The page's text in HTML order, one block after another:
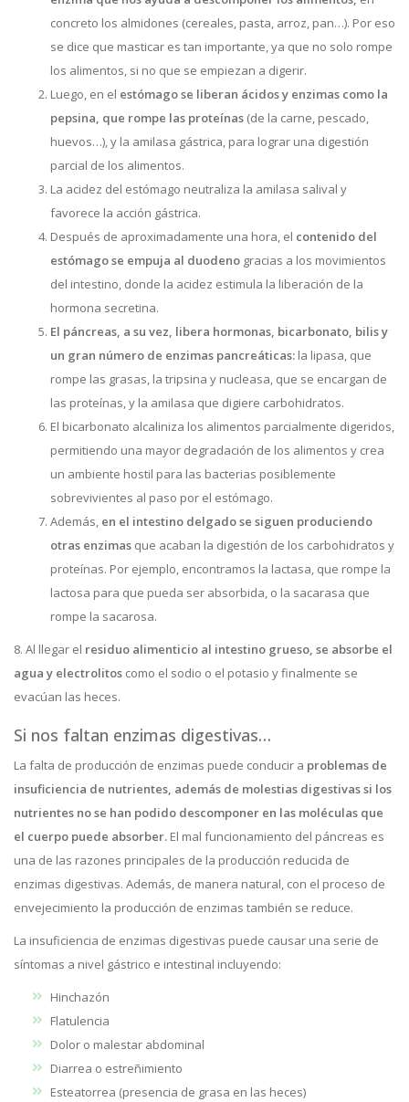
concreto los almidones (cereales, pasta, arroz, pan…). Por eso
se dice que masticar es tan importante, ya que no solo rompe
los alimentos, si no que se empiezan a digerir.
Luego, en el estómago se liberan ácidos y enzimas como la
pepsina, que rompe las proteínas (de la carne, pescado,
huevos…), y la amilasa gástrica, para lograr una digestión
parcial de los alimentos.
La acidez del estómago neutraliza la amilasa salival y
favorece la acción gástrica.
Después de aproximadamente una hora, el contenido del
estómago se empuja al duodeno gracias a los movimientos
del intestino, donde la acidez estimula la liberación de la
hormona secretina.
El páncreas, a su vez, libera hormonas, bicarbonato, bilis y
un gran número de enzimas pancreáticas: la lipasa, que
rompe las grasas, la tripsina y nucleasa, que se encargan de
las proteínas, y la amilasa que digiere carbohidratos.
El bicarbonato alcaliniza los alimentos parcialmente digeridos,
permitiendo una mayor degradación de los alimentos y crea
un ambiente hostil para las bacterias posiblemente
sobrevivientes al paso por el estómago.
Además, en el intestino delgado se siguen produciendo
otras enzimas que acaban la digestión de los carbohidratos y
proteínas. Por ejemplo, encontramos la lactasa, que rompe la
lactosa para que pueda ser absorbida, o la sacarasa que
rompe la sacarosa.
8. Al llegar el residuo alimenticio al intestino grueso, se absorbe el
agua y electrolitos como el sodio o el potasio y finalmente se
evacúan las heces.
Si nos faltan enzimas digestivas…
La falta de producción de enzimas puede conducir a problemas de
insuficiencia de nutrientes, además de molestias digestivas si los
nutrientes no se han podido descomponer en las moléculas que
el cuerpo puede absorber. El mal funcionamiento del páncreas es
una de las razones principales de la producción reducida de
enzimas digestivas. Además, de manera natural, con el proceso de
envejecimiento la producción de enzimas también se reduce.
La insuficiencia de enzimas digestivas puede causar una serie de
síntomas a nivel gástrico e intestinal incluyendo:
Hinchazón
Flatulencia
Dolor o malestar abdominal
Diarrea o estreñimiento
Esteatorrea (presencia de grasa en las heces)